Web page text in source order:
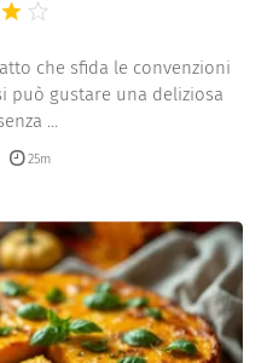
che sfida le convenzioni
può gustare una deliziosa
...
25m